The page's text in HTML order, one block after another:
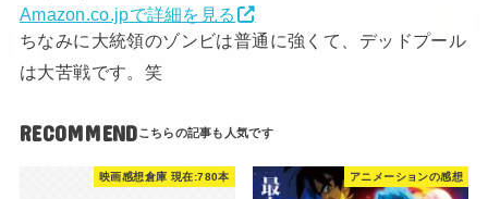
Amazon.co.jpで詳細を見る
ちなみに大統領のゾンビは普通に強くて、デッドプール
は大苦戦です。笑
RECOMMEND
映画感想倉庫 現在:780本 アニメーションの感想